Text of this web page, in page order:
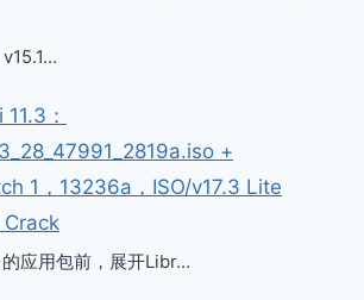
：
+
1，13236a，ISO/v17.3 Lite
应用包前，展开Libr…